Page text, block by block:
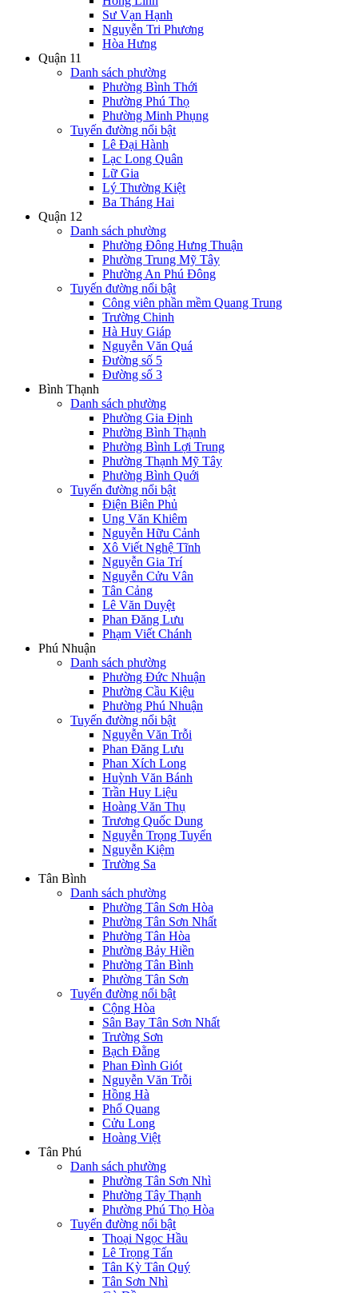
Sư Vạn Hạnh
Nguyễn Tri Phương
Hòa Hưng
Quận 11
Danh sách phường
Phường Bình Thới
Phường Phú Thọ
Phường Minh Phụng
Tuyến đường nổi bật
Lê Đại Hành
Lạc Long Quân
Lữ Gia
Lý Thường Kiệt
Ba Tháng Hai
Quận 12
Danh sách phường
Phường Đông Hưng Thuận
Phường Trung Mỹ Tây
Phường An Phú Đông
Tuyến đường nổi bật
Công viên phần mềm Quang Trung
Trường Chinh
Hà Huy Giáp
Nguyễn Văn Quá
Đường số 5
Đường số 3
Bình Thạnh
Danh sách phường
Phường Gia Định
Phường Bình Thạnh
Phường Bình Lợi Trung
Phường Thạnh Mỹ Tây
Phường Bình Quới
Tuyến đường nổi bật
Điện Biên Phủ
Ung Văn Khiêm
Nguyễn Hữu Cảnh
Xô Viết Nghệ Tĩnh
Nguyễn Gia Trí
Nguyễn Cửu Vân
Tân Cảng
Lê Văn Duyệt
Phan Đăng Lưu
Phạm Viết Chánh
Phú Nhuận
Danh sách phường
Phường Đức Nhuận
Phường Cầu Kiệu
Phường Phú Nhuận
Tuyến đường nổi bật
Nguyễn Văn Trỗi
Phan Đăng Lưu
Phan Xích Long
Huỳnh Văn Bánh
Trần Huy Liệu
Hoàng Văn Thụ
Trương Quốc Dung
Nguyễn Trọng Tuyển
Nguyễn Kiệm
Trường Sa
Tân Bình
Danh sách phường
Phường Tân Sơn Hòa
Phường Tân Sơn Nhất
Phường Tân Hòa
Phường Bảy Hiền
Phường Tân Bình
Phường Tân Sơn
Tuyến đường nổi bật
Cộng Hòa
Sân Bay Tân Sơn Nhất
Trường Sơn
Bạch Đằng
Phan Đình Giót
Nguyễn Văn Trỗi
Hồng Hà
Phổ Quang
Cửu Long
Hoàng Việt
Tân Phú
Danh sách phường
Phường Tân Sơn Nhì
Phường Tây Thạnh
Phường Phú Thọ Hòa
Tuyến đường nổi bật
Thoại Ngọc Hầu
Lê Trọng Tấn
Tân Kỳ Tân Quý
Tân Sơn Nhì